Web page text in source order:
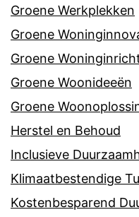
Groene Werkplekken
Groene
Groene
Groene Woonideeën
Groene
Herstel en Behoud
Inclusieve
Klimaatbestendige
Kostenbesparend